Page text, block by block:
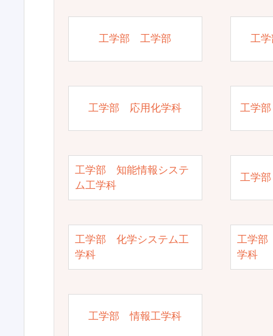
工学部 工学部 工
工学部 応用化学科 工学
工学部 知能情報システ
ム工学科
工学
工学部 化学システム工
学科
工学部
学科
工学部 情報工学科